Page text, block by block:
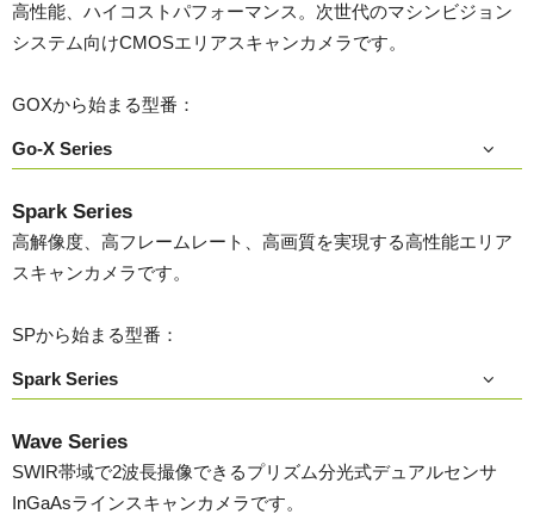
高性能、ハイコストパフォーマンス。次世代のマシンビジョン
システム向けCMOSエリアスキャンカメラです。
GOXから始まる型番：
Go-X Series
Spark Series
高解像度、高フレームレート、高画質を実現する高性能エリア
スキャンカメラです。
SPから始まる型番：
Spark Series
Wave Series
SWIR帯域で2波長撮像できるプリズム分光式デュアルセンサ
InGaAsラインスキャンカメラです。